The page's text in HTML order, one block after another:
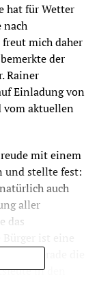
hat für Wetter
nach
mich daher
der
Rainer
Einladung von
vom aktuellen
mit einem
und stellte fest:
auch
aller
das
„Gerade die
in den
für einen